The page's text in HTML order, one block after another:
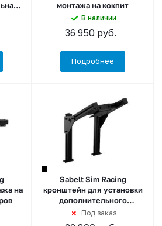
монтажа на кокпит
В наличии
36 950 руб.
Подробнее
на
Sabelt Sim Racing
кронштейн для установки
дополнительного
монитора
Под заказ